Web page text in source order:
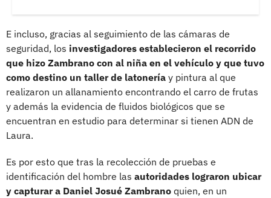
E incluso, gracias al seguimiento de las cámaras de
seguridad, los investigadores establecieron el recorrido
que hizo Zambrano con al niña en el vehículo y que tuvo
como destino un taller de latonería y pintura al que
realizaron un allanamiento encontrando el carro de frutas
y además la evidencia de fluidos biológicos que se
encuentran en estudio para determinar si tienen ADN de
Laura.
Es por esto que tras la recolección de pruebas e
identificación del hombre las autoridades lograron ubicar
y capturar a Daniel Josué Zambrano quien, en un